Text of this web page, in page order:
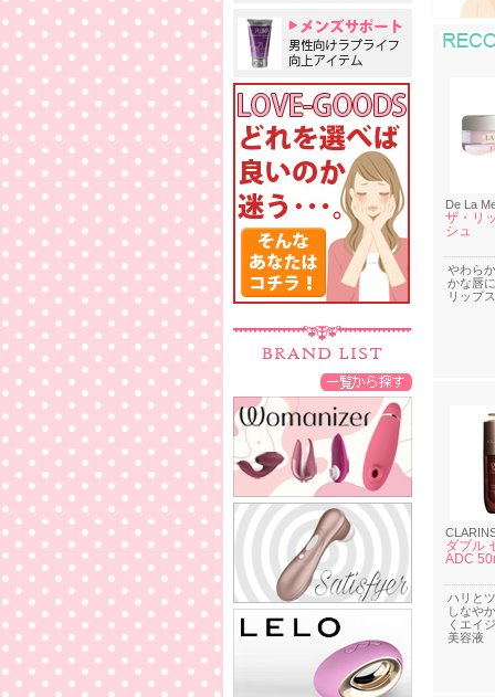
De La
ザ・リ
シュ
やわら
かな唇
リップ
ダブル
ADC
ハリと
しなや
くエイ
美容液